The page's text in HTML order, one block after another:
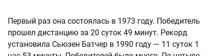
Первый раз она состоялась в 1973 году. Победитель
прошел дистанцию за 20 суток 49 минут. Рекорд
установила Сьюзен Батчер в 1990 году — 11 суток 1